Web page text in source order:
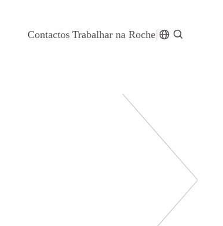
Contactos Trabalhar na Roche